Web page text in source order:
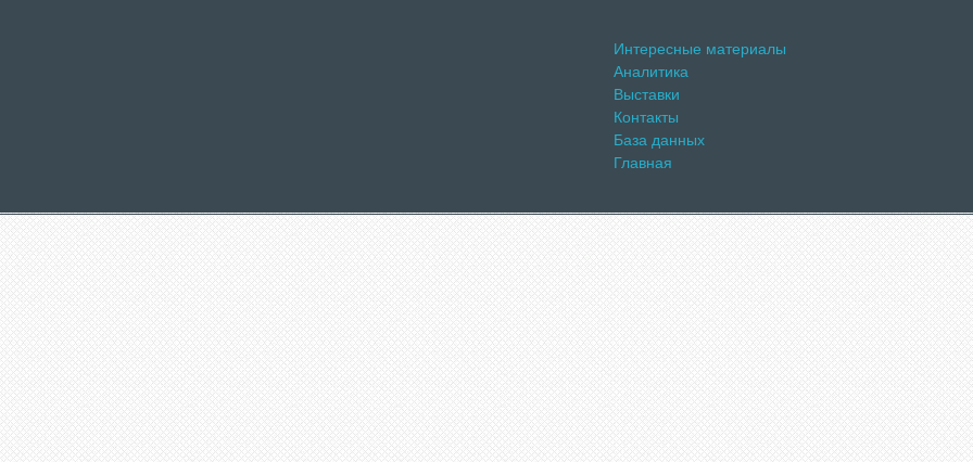
Интересные материалы
Аналитика
Выставки
Контакты
База данных
Главная